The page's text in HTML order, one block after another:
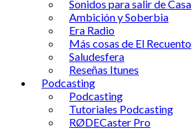
Sonidos para salir de Casa
Ambición y Soberbia
Era Radio
Más cosas de El Recuento
Saludesfera
Reseñas Itunes
Podcasting
Podcasting
Tutoriales Podcasting
RØDECaster Pro